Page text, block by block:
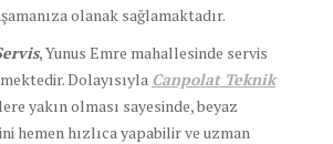
olanak sağlamaktadır.
, Yunus Emre mahallesinde servis
Dolayısıyla Canpolat Teknik
yakın olması sayesinde, beyaz
hemen hızlıca yapabilir ve uzman